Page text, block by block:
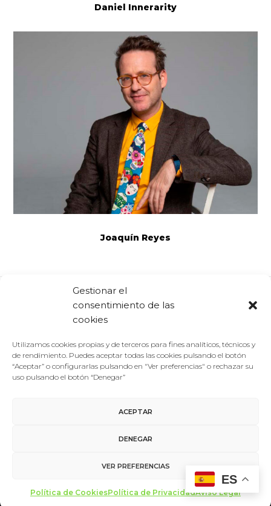
Gestionar el
consentimiento de las
cookies
Utilizamos cookies propias y de terceros para fines analíticos, técnicos y
de rendimiento. Puedes aceptar todas las cookies pulsando el botón
“Aceptar” o configurarlas pulsando en "Ver preferencias" o rechazar su
uso pulsando el botón “Denegar”
ACEPTAR
DENEGAR
VER PREFERENCIAS
Política de CookiesPolítica de PrivacidadAviso Legal
Daniel Innerarity
Joaquín Reyes
Comparte: Facebook Twitter
made with ♥ bymiltrescientosgramos
ES